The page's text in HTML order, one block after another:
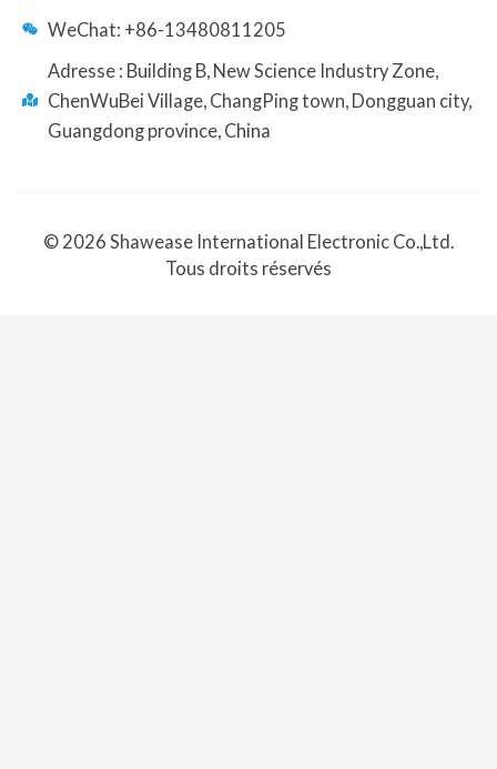
WeChat: +86-13480811205
Adresse : Building B, New Science Industry Zone,
ChenWuBei Village, ChangPing town, Dongguan city,
Guangdong province, China
© 2026 Shawease International Electronic Co.,Ltd.
Tous droits réservés